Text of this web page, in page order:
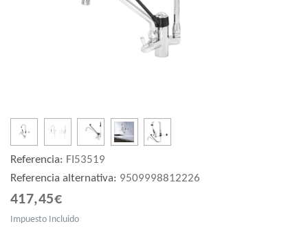
Referencia: FI53519
Referencia alternativa: 9509998812226
417,45€
Impuesto Incluido